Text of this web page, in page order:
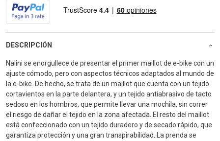
DESCRIPCIÓN
Nalini se enorgullece de presentar el primer maillot de e-bike con un
ajuste cómodo, pero con aspectos técnicos adaptados al mundo de
la e-bike. De hecho, se trata de un maillot que cuenta con un tejido
cortavientos en la parte delantera, y un tejido antiabrasivo de tacto
sedoso en los hombros, que permite llevar una mochila, sin correr
el riesgo de dañar el tejido en la zona afectada. El resto del maillot
está confeccionado con un tejido duradero y de secado rápido, que
garantiza protección y una gran transpirabilidad. La prenda se